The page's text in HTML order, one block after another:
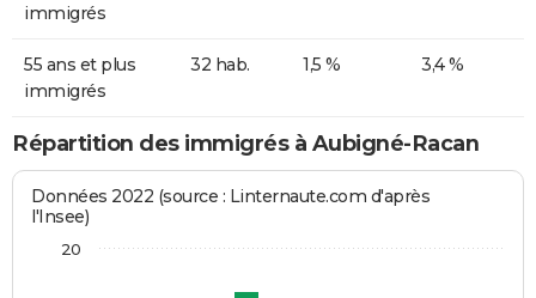
immigrés
55 ans et plus
immigrés
32 hab. 1,5 % 3,4 %
Répartition des immigrés à Aubigné-Racan
Données 2022 (source : Linternaute.com d'après
l'Insee)
20